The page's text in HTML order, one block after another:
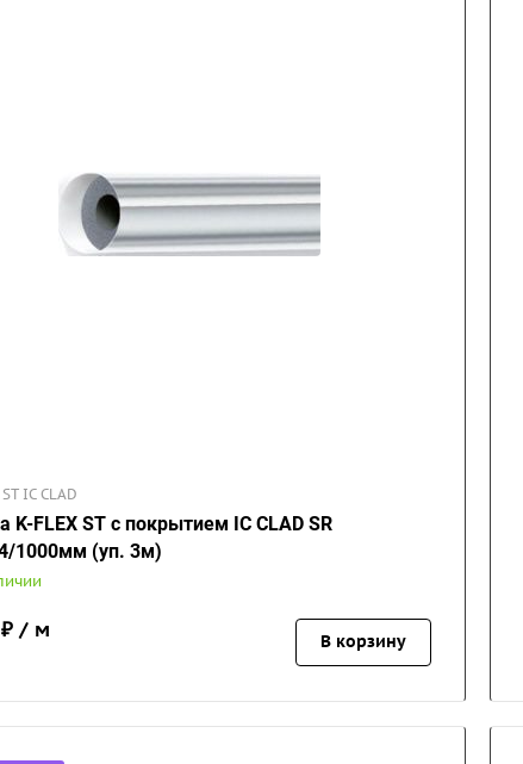
IC CLAD
K-FLEX ST с покрытием IC CLAD SR
1000мм (уп. 3м)
₽ / м В корзину